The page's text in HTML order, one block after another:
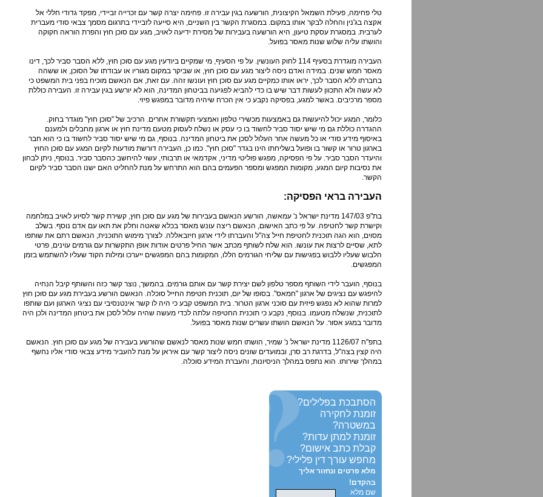
טלי פחימה, פעילת השמאל הקיצונית, הורשעה בגין עבירה זו. פחימה יצרה קשר עם זכרייה זביידי, מפקד גדודי חללי אל
אקצה בג'נין והחלה לבקר אותו במקום. במסגרת הקשר בין השניים, היא סייעה לזביידי בתרגום מסמך צבאי סודי מעברית
לערבית. במסגרת עסקת טיעון, היא הורשעה בעבירות של מסירת ידיעה לאויב, מגע עם סוכן חוץ והפרת הוראה חקוקה
והושתו עליה שלוש שנות מאסר בפועל.
העבירה מוגדרת בסעיף 114 לחוק העונשין. על פי הסעיף, מי שמקיים ביודעין מגע עם סוכן חוץ, ללא הסבר סביר לכך, דינו
מאסר חמש שנים. במידה ואדם ניסה ליצור מגע עם סוכן חוץ, או שביקר במקום מגוריו או עבודתו של הסוכן, או ששהה
בחברתו ללא הסבר לכך, יראו אותו כמקיים מגע עם סוכן חוץ ועונשו זהה. עם זאת, אם הנאשם מוכיח בפני בית המשפט כי
לא עשה ולא התכוון לעשות דבר שיש בו כדי להביא לפגיעה בביטחון המדינה, הוא לא יורשע בגין עבירה זו. העבירה כוללת
מספר מרכיבים. באשר למגע, בפסיקה נקבע כי אין הכרח שיהיה מדובר במפגש פיזי.
כלומר, המגע יכול להיעשות גם באמצעות מכשירי טלפון ואמצעי תקשורת אחרים. הרכיב של "סוכן חוץ" מוגדר בחוק.
ההגדרה כוללת גם מי שיש יסוד סביר לחשוד בו כי עסק או נשלח לעסוק מטעם מדינת חוץ או ארגון מחבלים ולמענם
באיסוף מידע סודי או כל מעשה אחר העלול לסכן את ביטחון המדינה. בנוסף, גם מי שיש יסוד סביר לחשוד בו כי הוא חבר
בארגון טרור או קשור בו ופועל בשליחתו הינו בגדר "סוכן חוץ". כמו כן, העבירה דורשת מודעות לקיום המגע עם סוכן החוץ
והיעדר הסבר סביר. על פי הפסיקה, מפגש פוליטי מדיני, אקדמאי או תרבותי, עשוי להיחשב כהסבר סביר. בנוסף, ניתן לבחון
את נסיבות קיום המגע, מקומות המפגש ומספר הפעמים בהם הוא התרחש על מנת להחליט האם ישנו הסבר סביר לקיום
הקשר.
העבירה בראי הפסיקה:
בת"פ 147/03 מדינת ישראל נ' עמאשה, הורשע הנאשם בעבירות של מגע עם סוכן חוץ, קשירת קשר לסיוע לאויב במלחמה
וקישרת קשר לחטיפה. על פי כתב האישום, הנאשם ריצה עונש מאסר בכלא שאטה וחלק את תאו עם אדם נוסף. בשלב
מסוים, הוא הגה תוכנית לחטיפת חייל צה"ל והעברתו לידי ארגון חיזבאללה. לצורך מימוש התוכנית, הנאשם רתם את שותפו
לתא, שסיים לרצות את עונשו. הוא שלח לשותף מכתב אשר החיל פרטים אודות אופן התקשרות עם גורמים עוינים, פרטי
הלבוש שעליו ללבוש בפגישות עם שליחי הגורמים הללו, המקומות בהם המפגשים ייערכו ומילות הקוד שעליו להשתמש בזמן
המפגשים.
בנוסף, הועבר לידי השותף מספר טלפון לשם יצירת קשר עם אותם גורמים. בהמשך, נוצר קשר כזה והשותף קיבל הנחיה
להיפגש עם נציגים של ארגון "חמאס". בסופו של יום, תוכנית חטיפת החייל סוכלה. הנאשם הורשע בעבירת מגע עם סוכן חוץ
למרות שהוא לא נפגש פיזית עם סוכני ארגון הטרור. בית המשפט קבע כי היה לו קשר אינטנסיבי עם נציגי הארגון ועם שותפו
לתוכנית, שנשלח מטעמו. בנוסף, נקבע כי תוכנית החטיפה עלתה לכדי מעשה שהיה עלול לסכן את ביטחון המדינה ולכן היה
מדובר במגע אסור. על הנאשם הושתו עשרים שנות מאסר בפועל.
בתפ"ח 1126/07 מדינת ישראל נ' שמיר, הושתו חמש שנות מאסר לנאשם שהורשע בעבירה של מגע עם סוכן חוץ. הנאשם
היה קצין בצה"ל, בדרגת רב סרן, ובמועדים שונים ניסה ליצור קשר עם איראן על מנת להעביר מידע צבאי סודי אליו נחשף
במהלך שירותו. הוא נתפס במהלך הניסיונות, והעברת המידע סוכלה.
הסתבכת בפלילים?
זומנת לחקירה
במשטרה?
זומנת למתן עדות?
קבלת כתב אישום?
מחפש עורך דין פלילי?
מלא פרטים ונחזור אליך
בהקדם!
שם מלא